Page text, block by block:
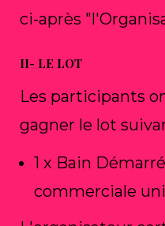
ci-après
II- LE LOT
Les participants
gagner le lot
1 x Bain
commerciale